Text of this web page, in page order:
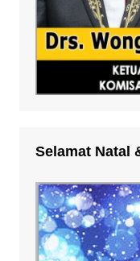
Selamat Natal